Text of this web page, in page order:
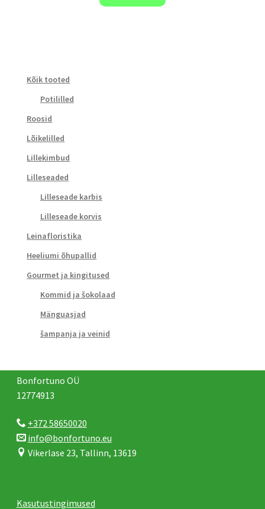
Kõik tooted
Potililled
Roosid
Lõikelilled
Lillekimbud
Lilleseaded
Lilleseade karbis
Lilleseade korvis
Leinafloristika
Heeliumi õhupallid
Gourmet ja kingitused
Kommid ja šokolaad
Mänguasjad
šampanja ja veinid
Bonfortuno OÜ
12774913
+372 58650020
info@bonfortuno.eu
Vikerlase 23, Tallinn, 13619
Kasutustingimused